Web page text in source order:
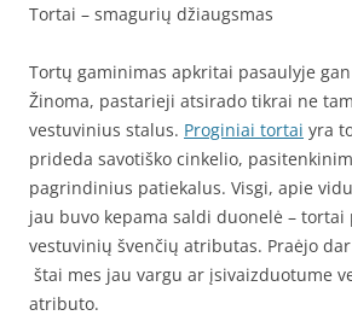
Tortai – smagurių džiaugsmas
Tortų gaminimas apkritai pasaulyje
Žinoma, pastarieji atsirado tikrai ne
vestuvinius stalus. Proginiai tortai yra
prideda savotiško cinkelio,
pagrindinius patiekalus. Visgi, apie
jau buvo kepama saldi duonelė –
vestuvinių švenčių atributas. Praėjo
štai mes jau vargu ar įsivaizduotume
atributo.